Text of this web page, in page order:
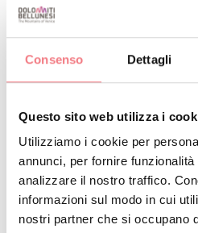
Consenso Dettagli
Questo sito web utilizza i
Utilizziamo i cookie per
annunci, per fornire
analizzare il nostro traffico.
informazioni sul modo in cui
nostri partner che si occupano
RESTA IN
Iscriviti alla newsletter
Riceverai notizie,
consigli per la tua